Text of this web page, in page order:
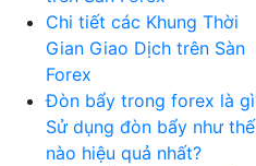
Chi tiết các Khung Thời
Gian Giao Dịch trên Sàn
Forex
Đòn bẩy trong forex là
Sử dụng đòn bẩy như thế
nào hiệu quả nhất?